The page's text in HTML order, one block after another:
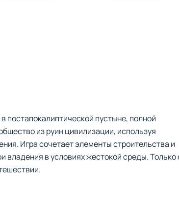
постапокалиптической пустыне, полной
из руин цивилизации, используя
Игра сочетает элементы строительства и
владения в условиях жестокой среды. Только